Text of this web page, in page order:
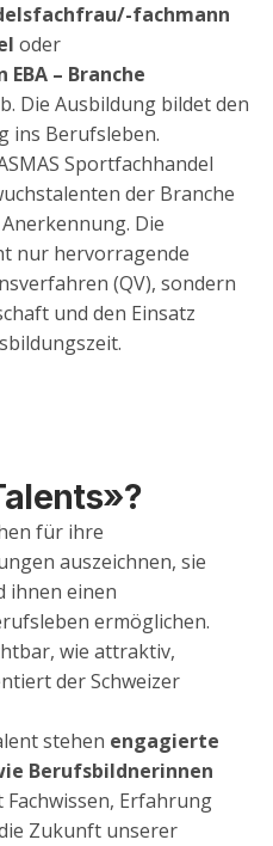
fachmann
oder
– Branche
Die Ausbildung bildet den
ins Berufsleben.
Sportfachhandel
der Branche
Die
nur hervorragende
(QV), sondern
und den Einsatz
für ihre
auszeichnen, sie
ihnen einen
ermöglichen.
wie attraktiv,
der Schweizer
stehen engagierte
Berufsbildnerinnen
Fachwissen, Erfahrung
Zukunft unserer